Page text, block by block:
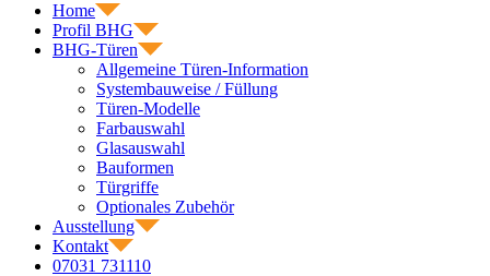
Home
Profil BHG
BHG-Türen
Allgemeine Türen-Information
Systembauweise / Füllung
Türen-Modelle
Farbauswahl
Glasauswahl
Bauformen
Türgriffe
Optionales Zubehör
Ausstellung
Kontakt
07031 731110